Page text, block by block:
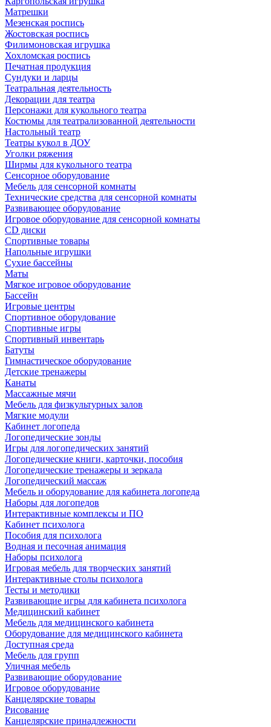
Матрешки
Мезенская роспись
Жостовская роспись
Филимоновская игрушка
Хохломская роспись
Печатная продукция
Сундуки и ларцы
Театральная деятельность
Декорации для театра
Персонажи для кукольного театра
Костюмы для театрализованной деятельности
Настольный театр
Театры кукол в ДОУ
Уголки ряжения
Ширмы для кукольного театра
Сенсорное оборудование
Мебель для сенсорной комнаты
Технические средства для сенсорной комнаты
Развивающее оборудование
Игровое оборудование для сенсорной комнаты
CD диски
Спортивные товары
Напольные игрушки
Сухие бассейны
Маты
Мягкое игровое оборудование
Бассейн
Игровые центры
Спортивное оборудование
Спортивные игры
Спортивный инвентарь
Батуты
Гимнастическое оборудование
Детские тренажеры
Канаты
Массажные мячи
Мебель для физкультурных залов
Мягкие модули
Кабинет логопеда
Логопедические зонды
Игры для логопедических занятий
Логопедические книги, карточки, пособия
Логопедические тренажеры и зеркала
Логопедический массаж
Мебель и оборудование для кабинета логопеда
Наборы для логопедов
Интерактивные комплексы и ПО
Кабинет психолога
Пособия для психолога
Водная и песочная анимация
Наборы психолога
Игровая мебель для творческих занятий
Интерактивные столы психолога
Тесты и методики
Развивающие игры для кабинета психолога
Медицинский кабинет
Мебель для медицинского кабинета
Оборудование для медицинского кабинета
Доступная среда
Мебель для групп
Уличная мебель
Развивающие оборудование
Игровое оборудование
Канцелярские товары
Рисование
Канцелярские принадлежности